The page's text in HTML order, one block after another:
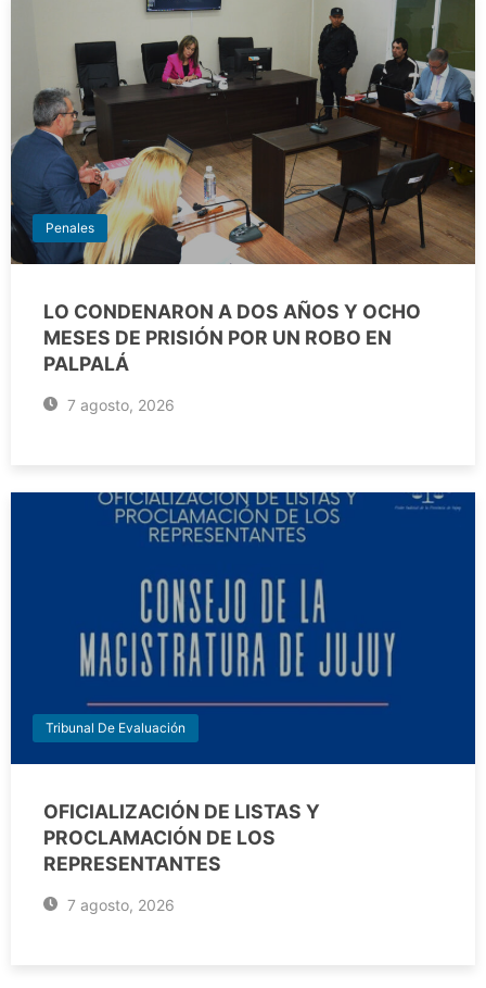
Penales
LO CONDENARON A DOS AÑOS Y OCHO
MESES DE PRISIÓN POR UN ROBO EN
PALPALÁ
7 agosto, 2026
Tribunal De Evaluación
OFICIALIZACIÓN DE LISTAS Y
PROCLAMACIÓN DE LOS
REPRESENTANTES
7 agosto, 2026